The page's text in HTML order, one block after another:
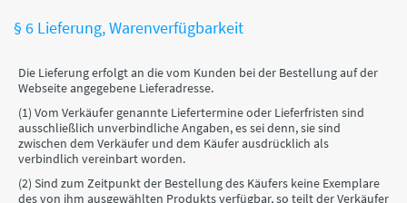
§ 6 Lieferung, Warenverfügbarkeit
Die Lieferung erfolgt an die vom Kunden bei der Bestellung auf der
Webseite angegebene Lieferadresse.
(1) Vom Verkäufer genannte Liefertermine oder Lieferfristen sind
ausschließlich unverbindliche Angaben, es sei denn, sie sind
zwischen dem Verkäufer und dem Käufer ausdrücklich als
verbindlich vereinbart worden.
(2) Sind zum Zeitpunkt der Bestellung des Käufers keine Exemplare
des von ihm ausgewählten Produkts verfügbar, so teilt der Verkäufer